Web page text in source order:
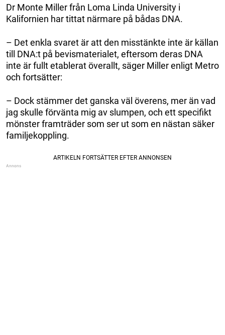
Dr Monte Miller från Loma Linda University i
Kalifornien har tittat närmare på bådas DNA.
– Det enkla svaret är att den misstänkte inte är källan
till DNA:t på bevismaterialet, eftersom deras DNA
inte är fullt etablerat överallt, säger Miller enligt Metro
och fortsätter:
– Dock stämmer det ganska väl överens, mer än vad
jag skulle förvänta mig av slumpen, och ett specifikt
mönster framträder som ser ut som en nästan säker
familjekoppling.